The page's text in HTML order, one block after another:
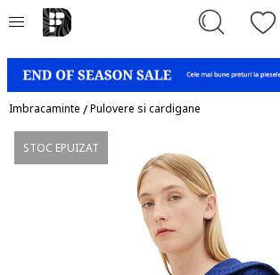
Imbracaminte /Pulovere si cardigane
STOC EPUIZAT